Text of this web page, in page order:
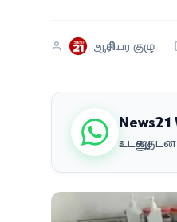
வெப்ஸ்டோரி
ஆசிரியர் குழு